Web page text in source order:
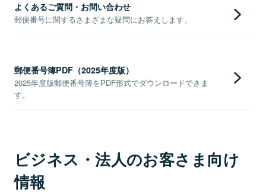
よくあるご質問・お問い合わせ
郵便番号に関するさまざまな疑問にお答えします。
郵便番号簿PDF（2025年度版）
2025年度版郵便番号簿をPDF形式でダウンロードできま
す。
ビジネス・法人のお客さま向け
情報